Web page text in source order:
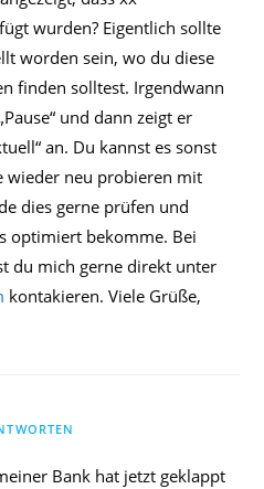
wurden? Eigentlich sollte
worden sein, wo du diese
finden solltest. Irgendwann
und dann zeigt er
an. Du kannst es sonst
wieder neu probieren mit
dies gerne prüfen und
optimiert bekomme. Bei
du mich gerne direkt unter
kontakieren. Viele Grüße,
Bank hat jetzt geklappt